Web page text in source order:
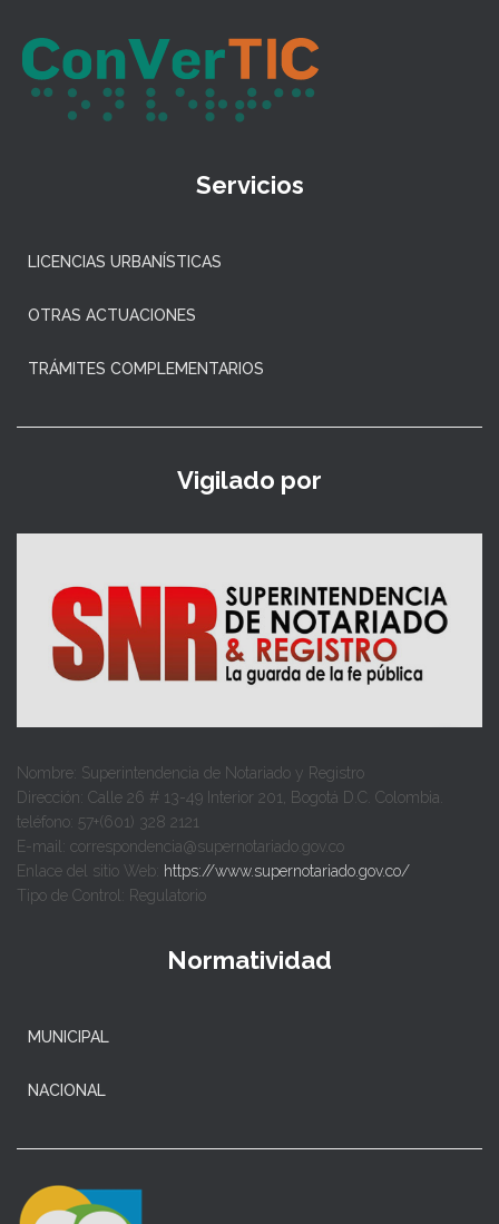
Servicios
LICENCIAS URBANÍSTICAS
OTRAS ACTUACIONES
TRÁMITES COMPLEMENTARIOS
Vigilado por
Nombre: Superintendencia de Notariado y Registro
Dirección: Calle 26 # 13-49 Interior 201, Bogotá D.C. Colombia.
teléfono: 57+(601) 328 2121
E-mail: correspondencia@supernotariado.gov.co
Enlace del sitio Web: https://www.supernotariado.gov.co/
Tipo de Control: Regulatorio
Normatividad
MUNICIPAL
NACIONAL